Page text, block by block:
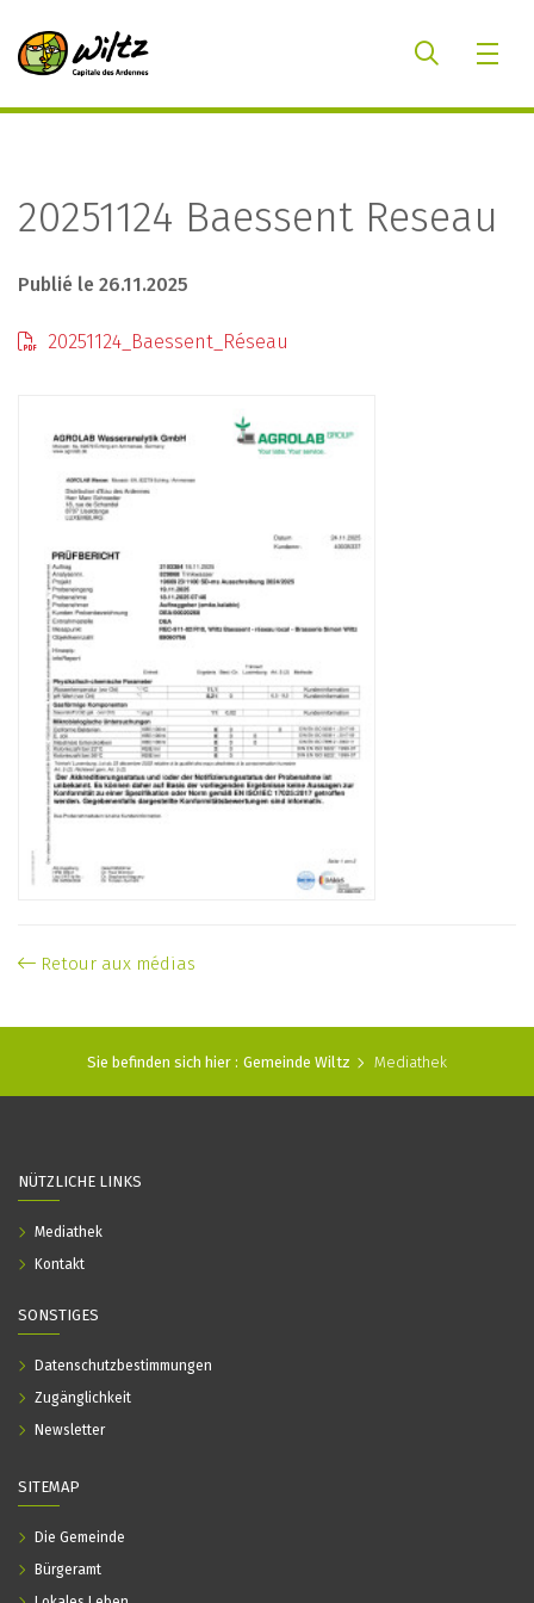
20251124 Baessent Reseau
Publié le 26.11.2025
20251124_Baessent_Réseau
Retour aux médias
Sie befinden sich hier : Gemeinde Wiltz Mediathek
SITEMAP
Die Gemeinde
Bürgeramt
NÜTZLICHE LINKS
Mediathek
Kontakt
SONSTIGES
Datenschutzbestimmungen
Zugänglichkeit
Newsletter